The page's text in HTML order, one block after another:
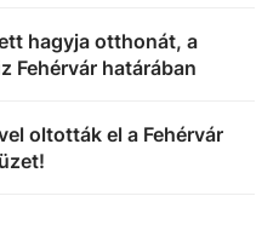
hagyja otthonát, a
Fehérvár határában
oltották el a Fehérvár